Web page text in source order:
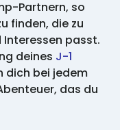
Partnern, so
finden, die zu
Interessen passt.
deines J-1
dich bei jedem
das du